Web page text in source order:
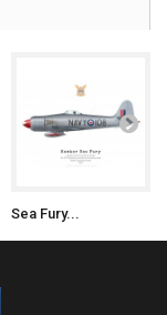
Sea Fury...